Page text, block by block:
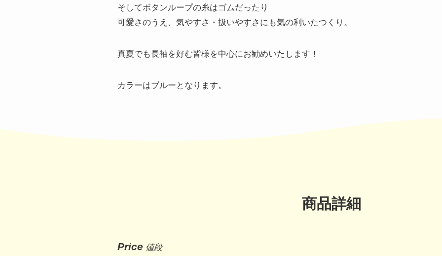
そしてボタンループの糸はゴムだったり
可愛さのうえ、気やすさ・扱いやすさにも気の利いたつくり。
真夏でも長袖を好む皆様を中心にお勧めいたします！
カラーはブルーとなります。
商品詳細
Price 値段